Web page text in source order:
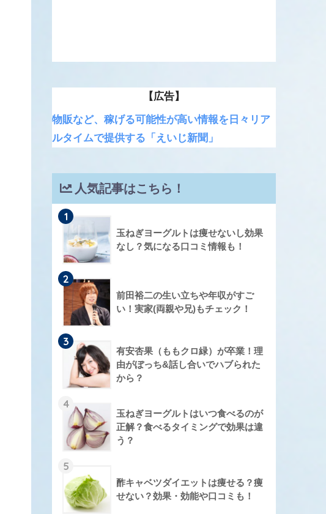
【広告】
物販など、稼げる可能性が高い情報を日々リア
ルタイムで提供する「えいじ新聞」
人気記事はこちら！
1
玉ねぎヨーグルトは痩せないし効果
なし？気になる口コミ情報も！
2
前田裕二の生い立ちや年収がすご
い！実家(両親や兄)もチェック！
3
有安杏果（ももクロ緑）が卒業！理
由がぼっち&話し合いでハブられた
から？
4
玉ねぎヨーグルトはいつ食べるのが
正解？食べるタイミングで効果は違
う？
5
酢キャベツダイエットは痩せる？痩
せない？効果・効能や口コミも！